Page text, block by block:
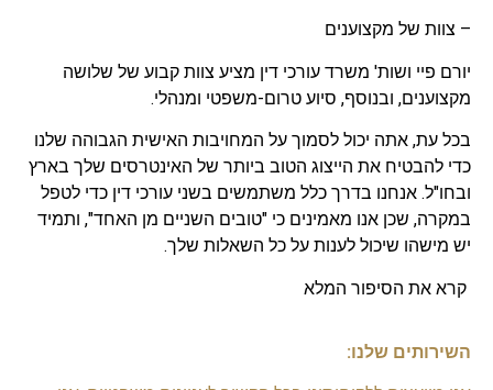
– צוות של מקצוענים
יורם פיי ושות' משרד עורכי דין מציע צוות קבוע של שלושה
מקצוענים, ובנוסף, סיוע טרום-משפטי ומנהלי.
בכל עת, אתה יכול לסמוך על המחויבות האישית הגבוהה שלנו
כדי להבטיח את הייצוג הטוב ביותר של האינטרסים שלך בארץ
ובחו"ל. אנחנו בדרך כלל משתמשים בשני עורכי דין כדי לטפל
במקרה, שכן אנו מאמינים כי "טובים השניים מן האחד", ותמיד
יש מישהו שיכול לענות על כל השאלות שלך.
קרא את הסיפור המלא
השירותים שלנו: